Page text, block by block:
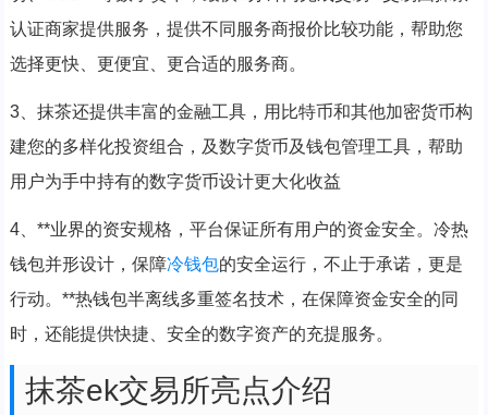
认证商家提供服务，提供不同服务商报价比较功能，帮助您
选择更快、更便宜、更合适的服务商。
3、抹茶还提供丰富的金融工具，用比特币和其他加密货币构
建您的多样化投资组合，及数字货币及钱包管理工具，帮助
用户为手中持有的数字货币设计更大化收益
4、**业界的资安规格，平台保证所有用户的资金安全。冷热
钱包并形设计，保障冷钱包的安全运行，不止于承诺，更是
行动。**热钱包半离线多重签名技术，在保障资金安全的同
时，还能提供快捷、安全的数字资产的充提服务。
抹茶ek交易所亮点介绍